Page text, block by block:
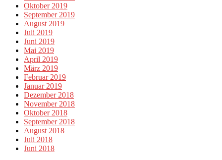
Oktober 2019
September 2019
August 2019
Juli 2019
Juni 2019
Mai 2019
April 2019
März 2019
Februar 2019
Januar 2019
Dezember 2018
November 2018
Oktober 2018
September 2018
August 2018
Juli 2018
Juni 2018